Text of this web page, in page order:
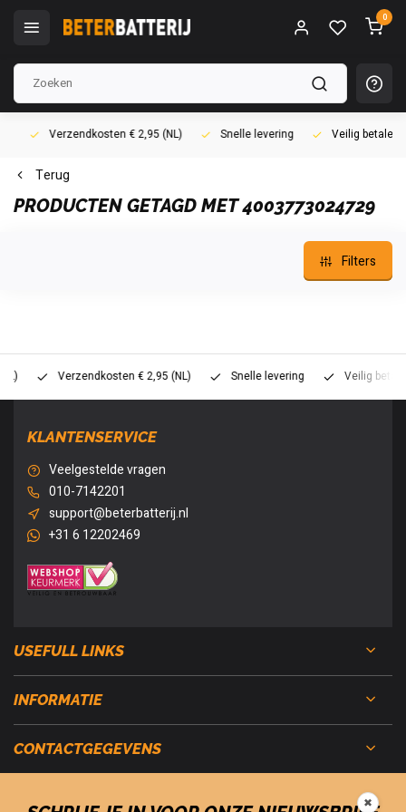
0
Verzendkosten € 2,95 (NL) Snelle levering Veilig betalen
Terug
PRODUCTEN GETAGD MET 4003773024729
Filters
Verzendkosten € 2,95 (NL) Snelle levering Veilig betalen
KLANTENSERVICE
Veelgestelde vragen
010-7142201
support@beterbatterij.nl
+31 6 12202469
USEFULL LINKS
INFORMATIE
CONTACTGEGEVENS
✖